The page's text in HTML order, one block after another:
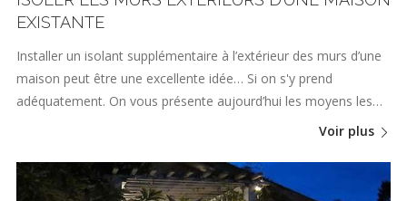
EXISTANTE
Installer un isolant supplémentaire à l’extérieur des murs d’une
maison peut être une excellente idée… Si on s'y prend
adéquatement. On vous présente aujourd’hui les moyens les…
Voir plus